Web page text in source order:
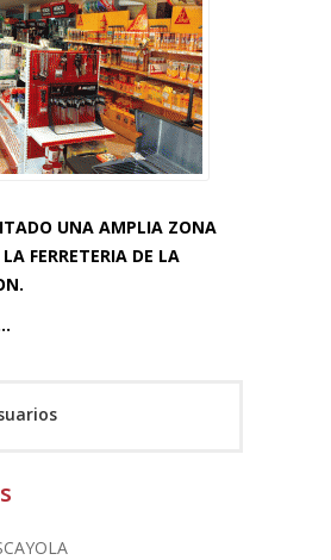
UNA AMPLIA ZONA
FERRETERIA DE LA